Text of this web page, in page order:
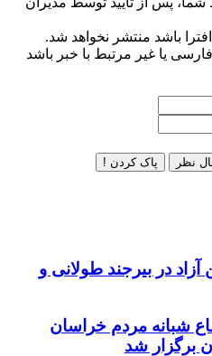
باشد منتشر نخواهد شد.
یا غیر مرتبط با خبر باشد
نظر پاک کردن !
در بیرجند طولانی و
شبانه مردم خراسان